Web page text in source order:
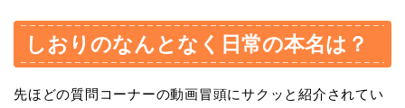
しおりのなんとなく日常の本名は？
先ほどの質問コーナーの動画冒頭にサクッと紹介されてい